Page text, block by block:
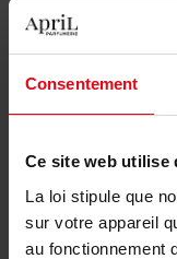
Consentement
Ce site web utilise
La loi stipule que
sur votre appareil
au fonctionnement
Livraison
Livraison
Retour gratuit